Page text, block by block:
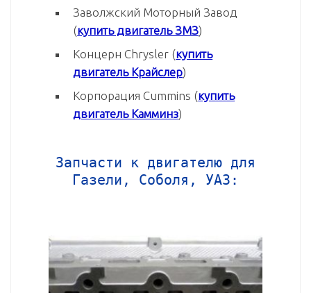
Заволжский Моторный Завод
(купить двигатель ЗМЗ)
Концерн Chrysler (купить
двигатель Крайслер)
Корпорация Cummins (купить
двигатель Камминз)
Запчасти к двигателю для
Газели, Соболя, УАЗ: